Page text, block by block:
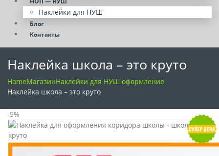
Наклейки для НУШ
Блог
Контакты
Наклейка школа – это круто
HomeМагазинНаклейки для НУШ оформление
Наклейка школа – это круто
-5%